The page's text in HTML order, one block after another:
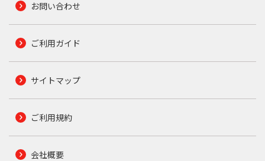
お問い合わせ
ご利用ガイド
サイトマップ
ご利用規約
会社概要